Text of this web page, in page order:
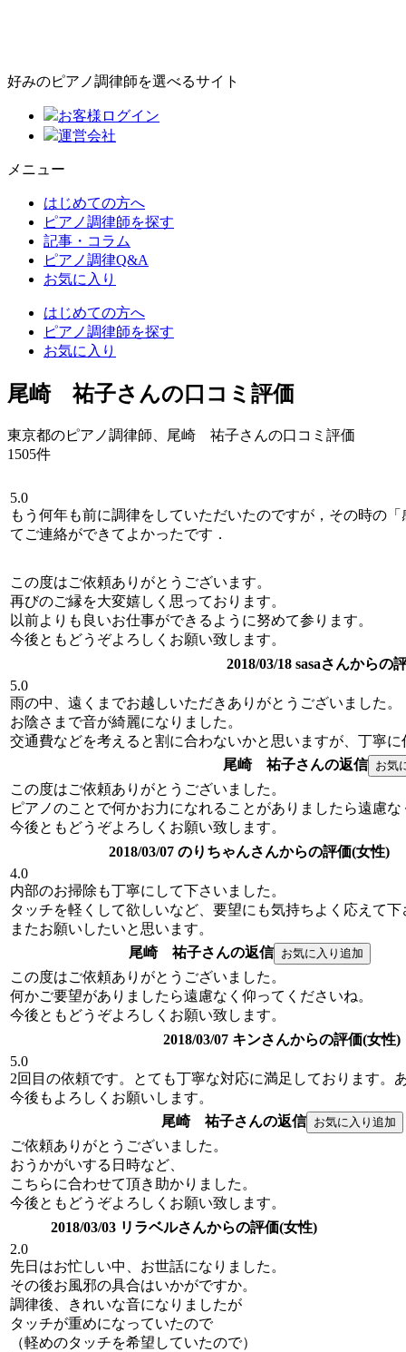
好みのピアノ調律師を選べるサイト
お客様ログイン
運営会社
メニュー
はじめての方へ
ピアノ調律師を探す
記事・コラム
ピアノ調律Q&A
お気に入り
はじめての方へ
ピアノ調律師を探す
お気に入り
尾崎 祐子さんの口コミ評価
東京都のピアノ調律師、尾崎 祐子さんの口コミ評価
1505件
5.0
もう何年も前に調律をしていただいたのですが，その時の
てご連絡ができてよかったです．
この度はご依頼ありがとうございます。
再びのご縁を大変嬉しく思っております。
以前よりも良いお仕事ができるように努めて参ります。
今後ともどうぞよろしくお願い致します。
2018/03/18 sasaさんからの
5.0
雨の中、遠くまでお越しいただきありがとうございました。
お陰さまで音が綺麗になりました。
交通費などを考えると割に合わないかと思いますが、丁寧
尾崎 祐子さんの返信
この度はご依頼ありがとうございました。
ピアノのことで何かお力になれることがありましたら遠慮
今後ともどうぞよろしくお願い致します。
2018/03/07 のりちゃんさんからの評価(女性)
4.0
内部のお掃除も丁寧にして下さいました。
タッチを軽くして欲しいなど、要望にも気持ちよく応えて
またお願いしたいと思います。
尾崎 祐子さんの返信
この度はご依頼ありがとうございました。
何かご要望がありましたら遠慮なく仰ってくださいね。
今後ともどうぞよろしくお願い致します。
2018/03/07 キンさんからの評価(女性)
5.0
2回目の依頼です。とても丁寧な対応に満足しております。
今後もよろしくお願いします。
尾崎 祐子さんの返信
ご依頼ありがとうございました。
おうかがいする日時など、
こちらに合わせて頂き助かりました。
今後ともどうぞよろしくお願い致します。
2018/03/03 リラベルさんからの評価(女性)
2.0
先日はお忙しい中、お世話になりました。
その後お風邪の具合はいかがですか。
調律後、きれいな音になりましたが
タッチが重めになっていたので
（軽めのタッチを希望していたので）